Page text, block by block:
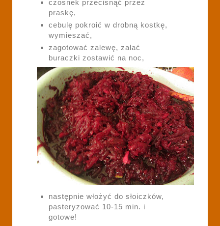
czosnek przecisnąć przez
praskę,
cebulę pokroić w drobną kostkę,
wymieszać,
zagotować zalewę, zalać
buraczki zostawić na noc,
następnie włożyć do słoiczków,
pasteryzować 10-15 min. i
gotowe!